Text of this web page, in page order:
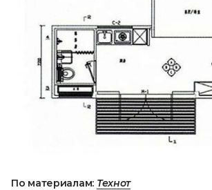
По материалам: Технот